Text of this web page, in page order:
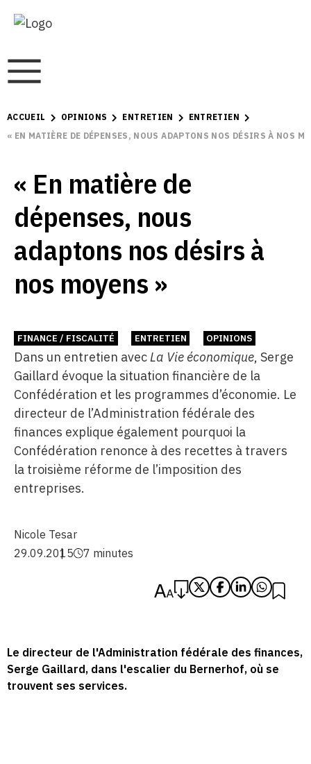
ACCUEIL OPINIONS ENTRETIEN
ENTRETIEN
« EN MATIÈRE DE DÉPENSES, NOUS ADAPTONS NOS DÉSIRS À NOS
« En matière de
dépenses, nous
adaptons nos désirs à
nos moyens »
FINANCE / FISCALITÉ ENTRETIEN OPINIONS
Dans un entretien avecLa Vie économique, Serge
Gaillard évoque la situation financière de la
Confédération et les programmes d’économie. Le
directeur de l’Administration fédérale des
finances explique également pourquoi la
Confédération renonce à des recettes à travers
la troisième réforme de l’imposition des
entreprises.
Nicole Tesar
29.09.2015
7 minutes
Le directeur de l'Administration fédérale des finances,
Serge Gaillard, dans l'escalier du Bernerhof, où se
trouvent ses services.